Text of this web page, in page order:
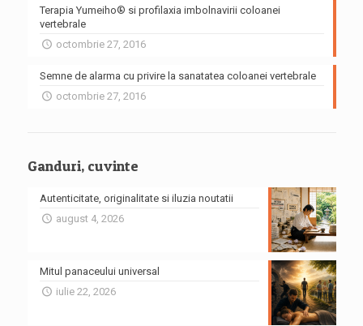
Terapia Yumeiho® si profilaxia imbolnavirii coloanei
vertebrale
octombrie 27, 2016
Semne de alarma cu privire la sanatatea coloanei vertebrale
octombrie 27, 2016
Ganduri, cuvinte
Autenticitate, originalitate si iluzia noutatii
august 4, 2026
Mitul panaceului universal
iulie 22, 2026